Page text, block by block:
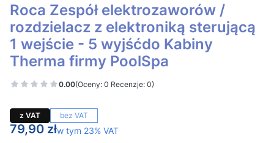
Roca Zespół elektrozaworów /
rozdzielacz z elektroniką sterującą
1 wejście - 5 wyjśćdo Kabiny
Therma firmy PoolSpa
0.00(Oceny: 0 Recenzje: 0)
z VAT bez VAT
Cena
79,90 złw tym 23% VAT
w tym 23% VAT